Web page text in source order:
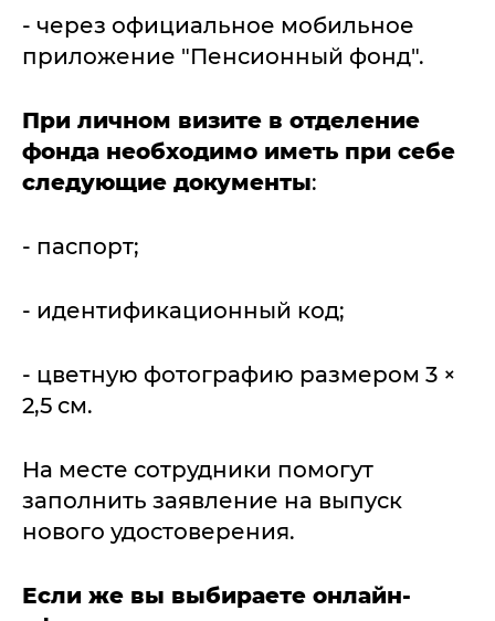
- через официальное мобильное
приложение "Пенсионный фонд".
При личном визите в отделение
фонда необходимо иметь при себе
следующие документы:
- паспорт;
- идентификационный код;
- цветную фотографию размером 3 ×
2,5 см.
На месте сотрудники помогут
заполнить заявление на выпуск
нового удостоверения.
Если же вы выбираете онлайн-